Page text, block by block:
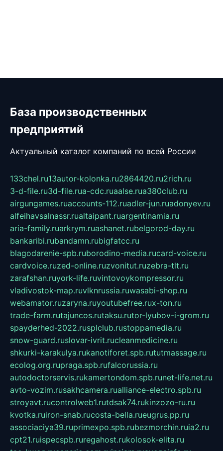
База производственных
предприятий
Актуальный каталог компаний по всей России
133chel.ru13autor-kolonka.ru2864420.ru2rich.ru
3-d-file.ru3d-file.rua-cdc.ruaalse.rua380club.ru
airgungames.ruaccounts-112.ruadler-jun.ruadonyev.ru
alfeihavsalnassr.rualtaipant.ruargentinamia.ru
aria-family.ruarkrym.ruashanet.rubelgorod-day.ru
bankaribi.rubandamn.rubigfatcc.ru
blagodarenie-spb.ruborodino-media.rucard-voice.ru
cardvoice.ruzed-online.ruzvonitut.ruzebra-tlt.ru
zarafshan.ruyork-life.ruvintovoykompressor.ru
vladivostok-map.ruvlknrussia.ruwasabi-shop.ru
webamator.ruzaryna.ruyoutubefree.rux-ton.ru
trade-farm.rutajuncos.rutaksu.rutor-lyubov-i-grom.ru
spayderhed-2022.rusplclub.rustoppamedia.ru
snow-guard.ruslovar-ivrit.rucleanmedicine.ru
shkurki-karakulya.rukanotiforet.spb.rututmassage.ru
ecolog.org.rupraga.spb.rufalcorussia.ru
autodoctorservis.rukamertondom.spb.runet-life.net.ru
avto-vozim.rusakhcamera.rualliance-electro.spb.ru
stroyavt.rucontrolweb1.rutdsak74.rukinzozo-ru.ru
kvotka.ruiron-snab.rucosta-bella.rueugrus.pp.ru
associaciya39.ruprimexpo.spb.rubezmorchin.ruia2.ru
cpt21.ruispecspb.ruregahost.rukolosok-elita.ru